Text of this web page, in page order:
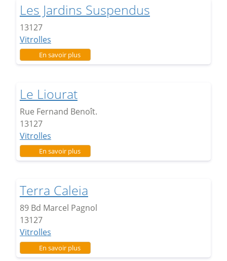
Les Jardins Suspendus
13127
Vitrolles
En savoir plussur Les Jardins Suspendus
Le Liourat
Rue Fernand Benoît.
13127
Vitrolles
En savoir plussur Le Liourat
Terra Caleia
89 Bd Marcel Pagnol
13127
Vitrolles
En savoir plussur Terra Caleia